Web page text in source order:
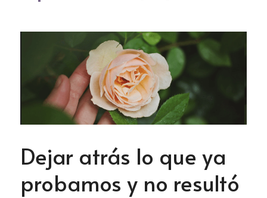
Dejar atrás lo que ya
probamos y no resultó